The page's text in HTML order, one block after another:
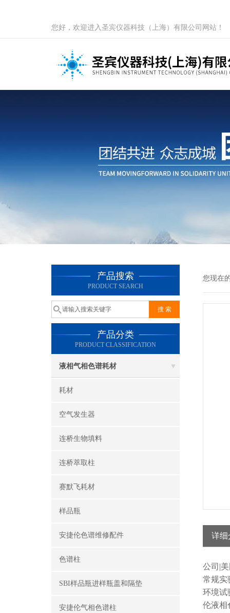
您好，欢迎进入圣宾仪器科技（上海）有限公司网站！
产品搜索
PRODUCT SEARCH
产品分类
PRODUCT CLASSIFICATION
液相气相色谱耗材
耗材
空气发生器
连桥生物填料
连桥萃取柱
赛默飞耗材
样品瓶
安捷伦色谱维修配件
色谱柱
SBI样品瓶进样瓶盖和隔垫
安捷伦气相色谱柱
您现在
详细
公司|
常规实
环境试
伦液相